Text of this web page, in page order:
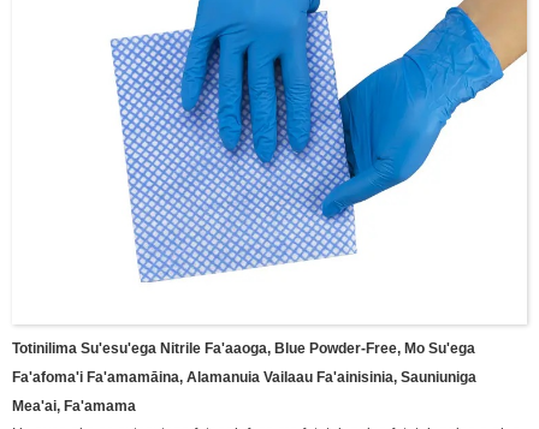
Totinilima Su'esu'ega Nitrile Fa'aaoga, Blue Powder-Free, Mo Su'ega
Fa'afoma'i Fa'amamāina, Alamanuia Vailaau Fa'ainisinia, Sauniuniga
Mea'ai, Fa'amama